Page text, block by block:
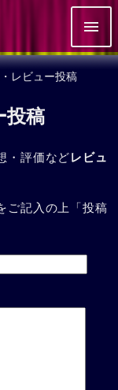
レビュー投稿
投稿
・評価などレビュ
ご記入の上「投稿